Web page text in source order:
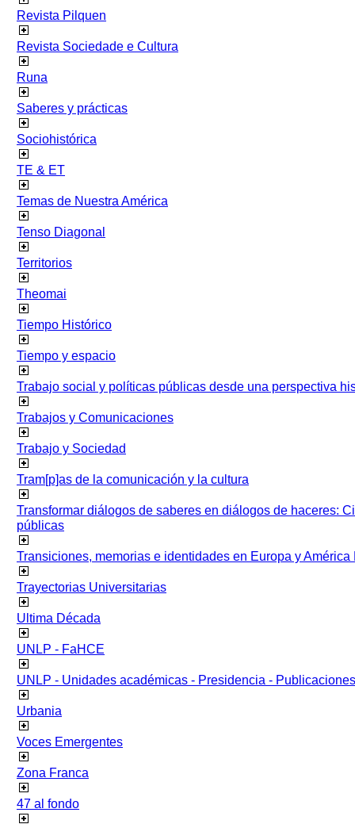
Revista Pilquen
Revista Sociedade e Cultura
Runa
Saberes y prácticas
Sociohistórica
TE & ET
Temas de Nuestra América
Tenso Diagonal
Territorios
Theomai
Tiempo Histórico
Tiempo y espacio
Trabajo social y políticas públicas desde una perspectiva
Trabajos y Comunicaciones
Trabajo y Sociedad
Tram[p]as de la comunicación y la cultura
Transformar diálogos de saberes en diálogos de haceres:
públicas
Transiciones, memorias e identidades en Europa y América
Trayectorias Universitarias
Ultima Década
UNLP - FaHCE
UNLP - Unidades académicas - Presidencia - Publicaciones
Urbania
Voces Emergentes
Zona Franca
47 al fondo